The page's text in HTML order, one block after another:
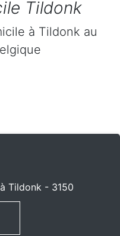
Tildonk
à Tildonk au
Tildonk - 3150